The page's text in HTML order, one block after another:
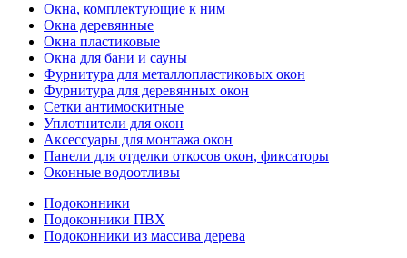
Окна, комплектующие к ним
Окна деревянные
Окна пластиковые
Окна для бани и сауны
Фурнитура для металлопластиковых окон
Фурнитура для деревянных окон
Сетки антимоскитные
Уплотнители для окон
Аксессуары для монтажа окон
Панели для отделки откосов окон, фиксаторы
Оконные водоотливы
Подоконники
Подоконники ПВХ
Подоконники из массива дерева